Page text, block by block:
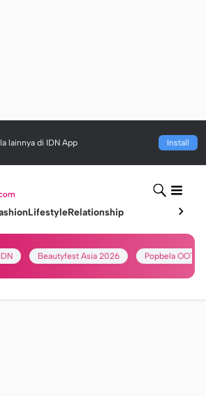
lainnya di IDN App Install
LifestyleRelationship
Beautyfest Asia 2026 Popbela OOTD